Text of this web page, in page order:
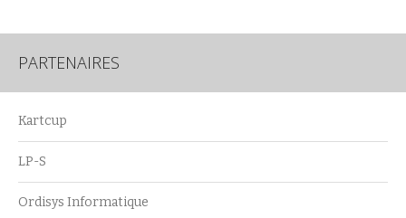
PARTENAIRES
Kartcup
LP-S
Ordisys Informatique